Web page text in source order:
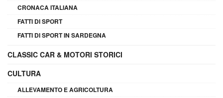
CRONACA ITALIANA
FATTI DI SPORT
FATTI DI SPORT IN SARDEGNA
CLASSIC CAR & MOTORI STORICI
CULTURA
ALLEVAMENTO E AGRICOLTURA